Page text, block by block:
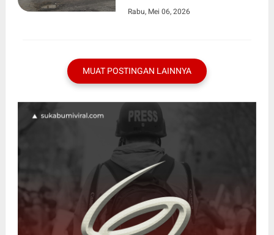
Rabu, Mei 06, 2026
MUAT POSTINGAN LAINNYA